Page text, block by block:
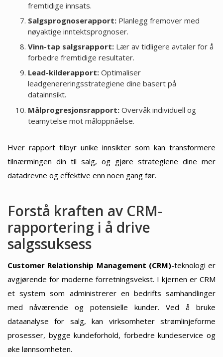
fremtidige innsats.
Salgsprognoserapport:Planlegg fremover med
nøyaktige inntektsprognoser.
Vinn-tap salgsrapport:Lær av tidligere avtaler for å
forbedre fremtidige resultater.
Lead-kilderapport:Optimaliser
leadgenereringsstrategiene dine basert på
datainnsikt.
Målprogresjonsrapport:Overvåk individuell og
teamytelse mot måloppnåelse.
Hver rapport tilbyr unike innsikter som kan transformere
tilnærmingen din til salg, og gjøre strategiene dine mer
datadrevne og effektive enn noen gang før.
Forstå kraften av CRM-
rapportering i å drive
salgssuksess
Customer Relationship Management (CRM)-teknologi er
avgjørende for moderne forretningsvekst. I kjernen er CRM
et system som administrerer en bedrifts samhandlinger
med nåværende og potensielle kunder. Ved å bruke
dataanalyse for salg, kan virksomheter strømlinjeforme
prosesser, bygge kundeforhold, forbedre kundeservice og
øke lønnsomheten.